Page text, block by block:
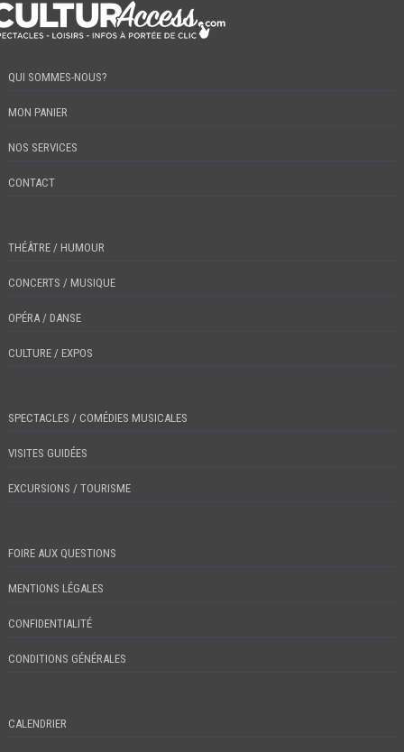
QUI SOMMES-NOUS?
MON PANIER
NOS SERVICES
CONTACT
THÉÂTRE / HUMOUR
CONCERTS / MUSIQUE
OPÉRA / DANSE
CULTURE / EXPOS
SPECTACLES / COMÉDIES MUSICALES
VISITES GUIDÉES
EXCURSIONS / TOURISME
FOIRE AUX QUESTIONS
MENTIONS LÉGALES
CONFIDENTIALITÉ
CONDITIONS GÉNÉRALES
CALENDRIER